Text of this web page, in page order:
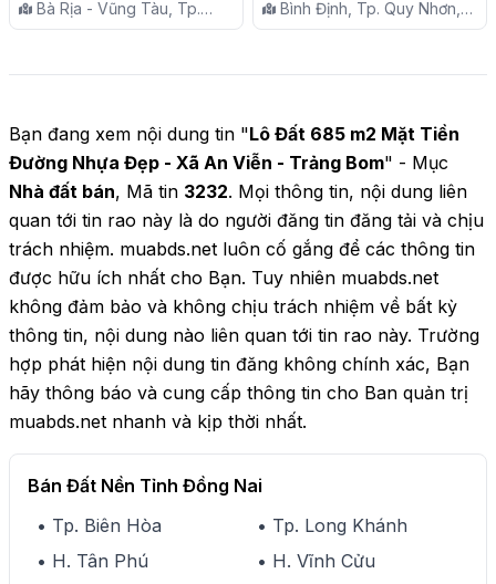
Bà Rịa - Vũng Tàu, Tp.
Vũng Tàu, P. 7
Bình Định, Tp. Quy Nhơn,
P. Ghềnh Ráng
Bạn đang xem nội dung tin "Lô Đất 685 m2 Mặt Tiền
Đường Nhựa Đẹp - Xã An Viễn - Trảng Bom" - Mục
Nhà đất bán, Mã tin 3232. Mọi thông tin, nội dung liên
quan tới tin rao này là do người đăng tin đăng tải và chịu
trách nhiệm. muabds.net luôn cố gắng để các thông tin
được hữu ích nhất cho Bạn. Tuy nhiên muabds.net
không đảm bảo và không chịu trách nhiệm về bất kỳ
thông tin, nội dung nào liên quan tới tin rao này. Trường
hợp phát hiện nội dung tin đăng không chính xác, Bạn
hãy thông báo và cung cấp thông tin cho Ban quản trị
muabds.net nhanh và kịp thời nhất.
Bán Đất Nền Tỉnh Đồng Nai
• Tp. Biên Hòa
• Tp. Long Khánh
• H. Tân Phú
• H. Vĩnh Cửu